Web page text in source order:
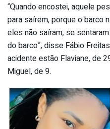
“Quando encostei, aquele
para saírem, porque o barco
eles não saíram, se
do barco”, disse Fábio
acidente estão Flaviane, de
Miguel, de 9.